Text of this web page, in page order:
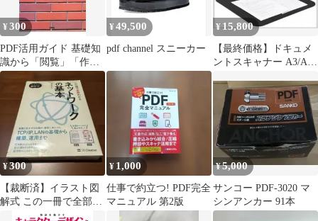
¥300
PDF活用ガイド 基礎知
識から「閲覧」「作
成」「編集」まで!／本
¥ 49,500
pdf channel スニーカー
¥15,800
【最終価格】ドキュメ
ントスキャナー A3/A4
キャン
¥300
【裁断済】イラスト図
解式 この一冊で全部わ
かるネットワークの基
¥ 1,000
仕事で約立つ! PDF完全
マニュアル 第2版
¥5,000
サンコー PDF-3020 マ
シンアンカー 91本